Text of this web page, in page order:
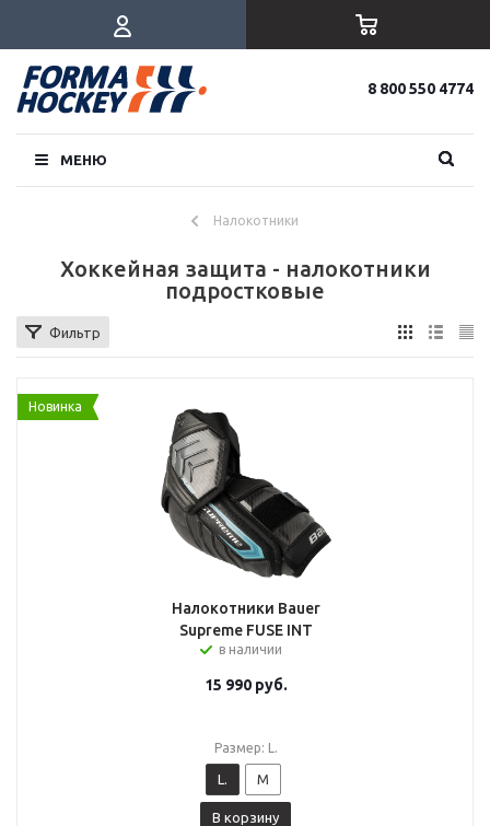
8 800 550 4774
МЕНЮ
Налокотники
Хоккейная защита - налокотники
подростковые
Фильтр
Новинка
Налокотники Bauer
Supreme FUSE INT
в наличии
15 990руб.
Размер: L.
L. M
В корзину